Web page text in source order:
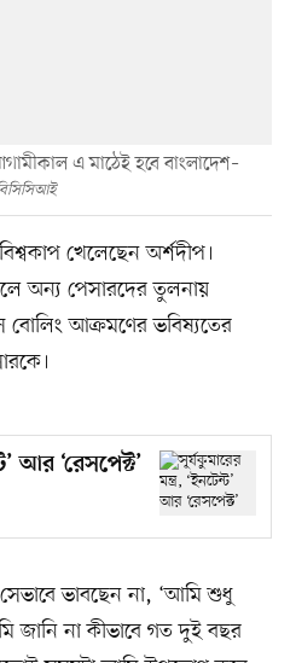
এ মাঠেই হবে বাংলাদেশ–
খেলেছেন অর্শদীপ।
অন্য পেসারদের তুলনায়
বোলিং আক্রমণের ভবিষ্যতের
আর ‘রেসপেক্ট’
ভাবছেন না, ‘আমি শুধু
জানি না কীভাবে গত দুই বছর